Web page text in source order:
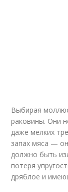
Выбирая
раковины. Они
даже мелких
запах мяса —
должно быть
потеря
дряблое и